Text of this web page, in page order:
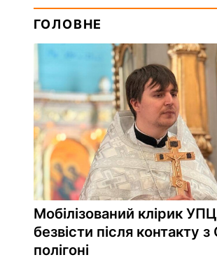
ГОЛОВНЕ
Мобілізований клірик
безвісти після контакту
полігоні